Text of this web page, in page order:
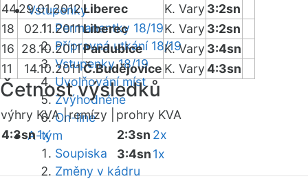
Vstupenky
Permanentky 18/19
Přípravná utkání 18/19
Vstupenky 18/19
Uvolňování míst
Zvýhodněné
On-line
A-tým
Soupiska
Změny v kádru
4429.01.2012Liberec K. Vary 3:2sn
18
02.11.2011Liberec K. Vary 3:2sn
16 28.10.2011Pardubice K. Vary 3:4sn
11
14.10.2011Č.Budějovice K. Vary4:3sn
Četnost výsledků
výhry KVA |remízy |
prohry KVA
4:3sn1x 2:3sn 2x
3:4sn1x